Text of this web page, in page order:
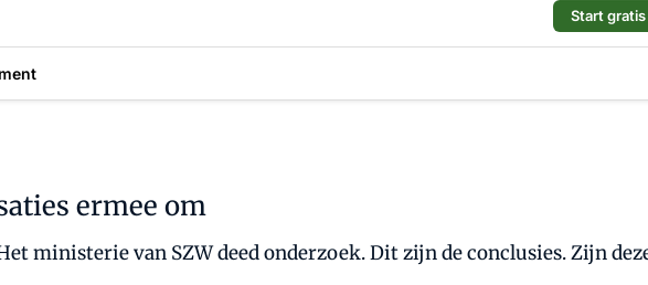
Start
ermee om
ministerie van SZW deed onderzoek. Dit zijn de conclusies. Zijn